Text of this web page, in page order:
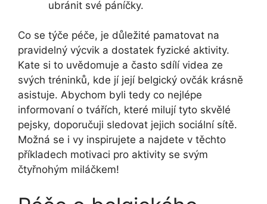
ubránit ⁢své⁤ páníčky.
Co se týče⁣ péče, je důležité pamatovat na
pravidelný výcvik ​a dostatek​ fyzické aktivity.​
Kate si to uvědomuje a často⁢ sdílí videa ze
svých tréninků,⁤ kde ⁤jí ‍její belgický ovčák krásně
asistuje. Abychom byli⁣ tedy co ​nejlépe
informovaní o tvářích, které​ milují tyto skvělé
pejsky, doporučuji‌ sledovat​ jejich sociální sítě.
Možná​ se i‍ vy inspirujete a najdete v těchto
‍příkladech motivaci pro aktivity se ​svým
čtyřnohým miláčkem!